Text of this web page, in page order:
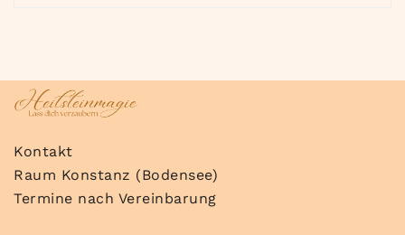
Kontakt
Raum Konstanz (Bodensee)
Termine nach Vereinbarung